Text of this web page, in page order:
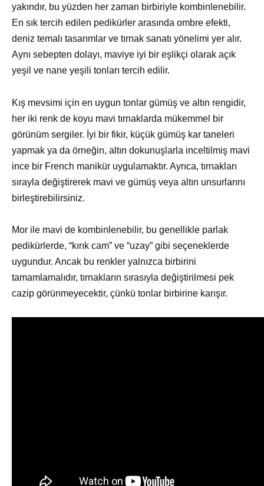
yakındır, bu yüzden her zaman birbiriyle kombinlenebilir.
En sık tercih edilen pedikürler arasında ombre efekti,
deniz temalı tasarımlar ve tırnak sanatı yönelimi yer alır.
Aynı sebepten dolayı, maviye iyi bir eşlikçi olarak açık
yeşil ve nane yeşili tonları tercih edilir.
Kış mevsimi için en uygun tonlar gümüş ve altın rengidir,
her iki renk de koyu mavi tırnaklarda mükemmel bir
görünüm sergiler. İyi bir fikir, küçük gümüş kar taneleri
yapmak ya da örneğin, altın dokunuşlarla inceltilmiş mavi
ince bir French manikür uygulamaktır. Ayrıca, tırnakları
sırayla değiştirerek mavi ve gümüş veya altın unsurlarını
birleştirebilirsiniz.
Mor ile mavi de kombinlenebilir, bu genellikle parlak
pedikürlerde, “kırık cam” ve “uzay” gibi seçeneklerde
uygundur. Ancak bu renkler yalnızca birbirini
tamamlamalıdır, tırnakların sırasıyla değiştirilmesi pek
cazip görünmeyecektir, çünkü tonlar birbirine karışır.